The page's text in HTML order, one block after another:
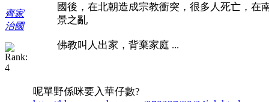
齊家
治國
國後，在北朝造成宗教衝突，很多人死亡，在
景之亂
佛教叫人出家，背棄家庭 ...
呢單野係咪要入華仔數?